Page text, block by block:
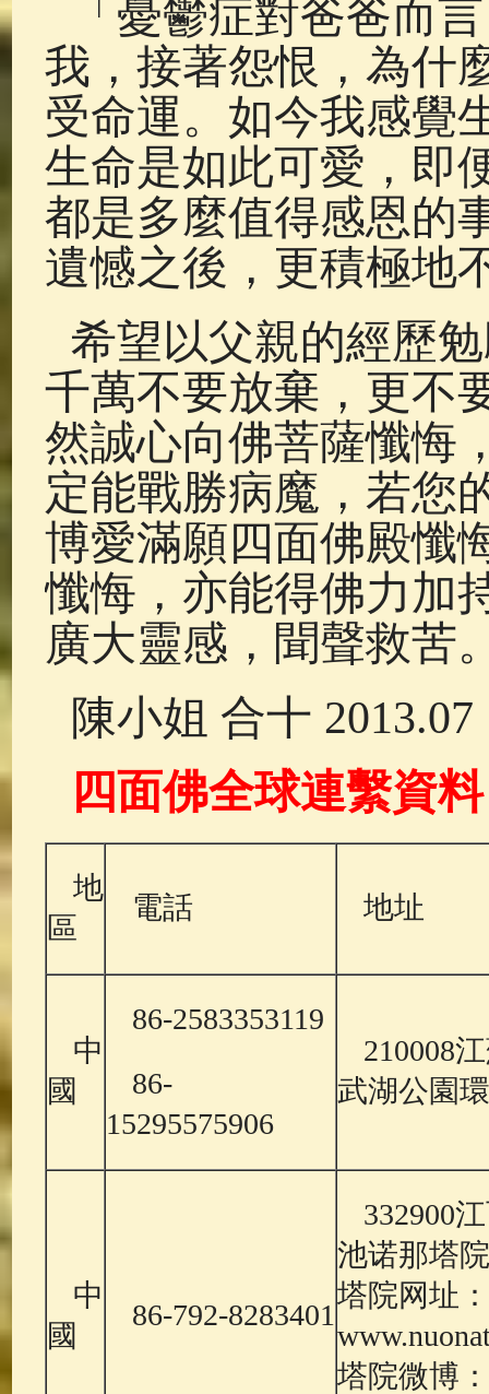
「憂鬱症對爸爸而
我，接著怨恨，為什
受命運。如今我感覺
生命是如此可愛，即
都是多麼值得感恩的
遺憾之後，更積極地
希望以父親的經歷
千萬不要放棄，更不
然誠心向佛菩薩懺悔
定能戰勝病魔，若您
博愛滿願四面佛殿懺
懺悔，亦能得佛力加
廣大靈感，聞聲救苦
陳小姐 合十 2013.07
四面佛全球連繫資料
地
區
電話 地址
中
國
86-2583353119
86-
15295575906
210008
武湖公園
中
國
86-792-8283401
332900
池诺那塔院
塔院网址：
塔院微博：